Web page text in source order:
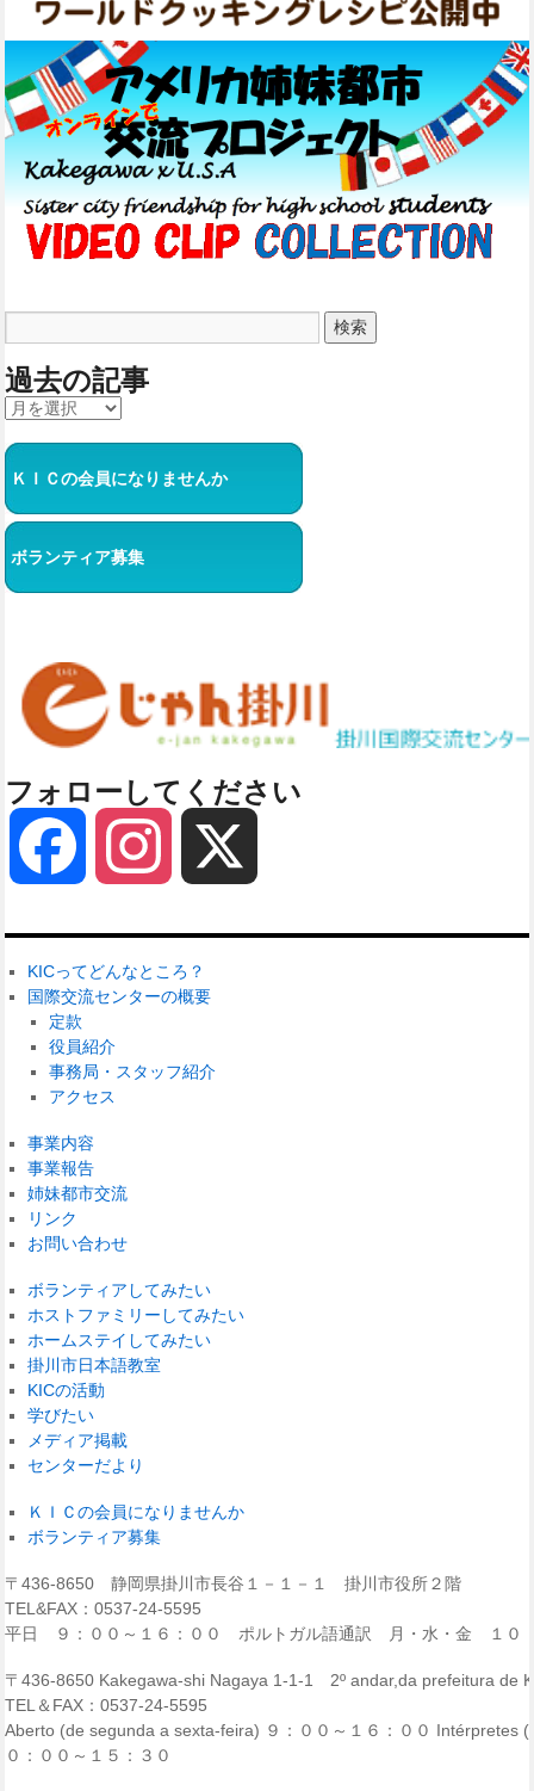
過去の記事
ＫＩＣの会員になりませんか
ボランティア募集
フォローしてください
Facebook Instagram
KICってどんなところ？
国際交流センターの概要
定款
役員紹介
事務局・スタッフ紹介
アクセス
事業内容
事業報告
姉妹都市交流
リンク
お問い合わせ
ボランティアしてみたい
ホストファミリーしてみたい
ホームステイしてみたい
掛川市日本語教室
KICの活動
学びたい
メディア掲載
センターだより
ＫＩＣの会員になりませんか
ボランティア募集
〒436-8650 静岡県掛川市長谷１－１－１ 掛川市役所２階
TEL&FAX：0537-24-5595
平日 ９：００～１６：００ ポルトガル語通訳 月・水・金 １０
〒436-8650 Kakegawa-shi Nagaya 1-1-1 2º andar,da prefeitura de
TEL＆FAX：0537-24-5595
Aberto (de segunda a sexta-feira) ９：００～１６：００
０：００～１５：３０